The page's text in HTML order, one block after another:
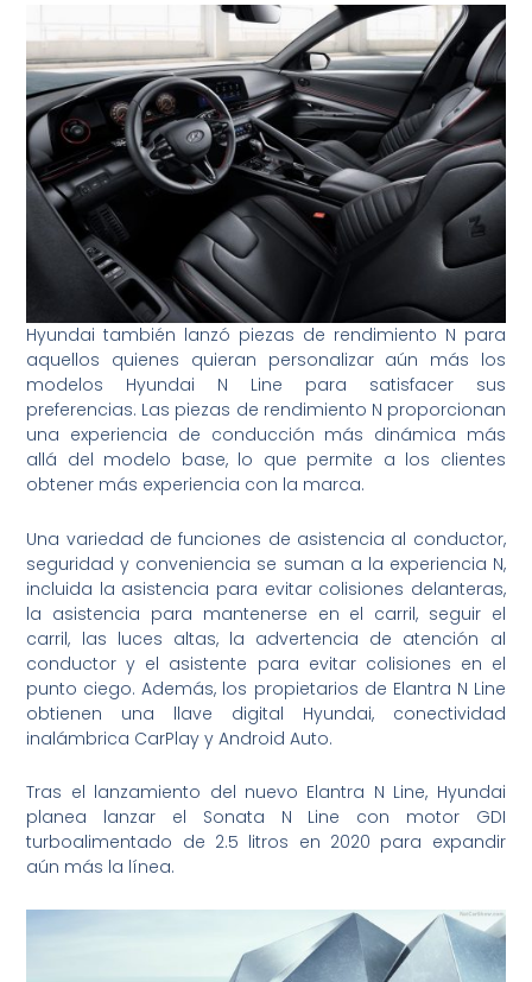
Hyundai también lanzó piezas de rendimiento N para
aquellos quienes quieran personalizar aún más los
modelos Hyundai N Line para satisfacer sus
preferencias. Las piezas de rendimiento N proporcionan
una experiencia de conducción más dinámica más
allá del modelo base, lo que permite a los clientes
obtener más experiencia con la marca.
Una variedad de funciones de asistencia al conductor,
seguridad y conveniencia se suman a la experiencia N,
incluida la asistencia para evitar colisiones delanteras,
la asistencia para mantenerse en el carril, seguir el
carril, las luces altas, la advertencia de atención al
conductor y el asistente para evitar colisiones en el
punto ciego. Además, los propietarios de Elantra N Line
obtienen una llave digital Hyundai, conectividad
inalámbrica CarPlay y Android Auto.
Tras el lanzamiento del nuevo Elantra N Line, Hyundai
planea lanzar el Sonata N Line con motor GDI
turboalimentado de 2.5 litros en 2020 para expandir
aún más la línea.